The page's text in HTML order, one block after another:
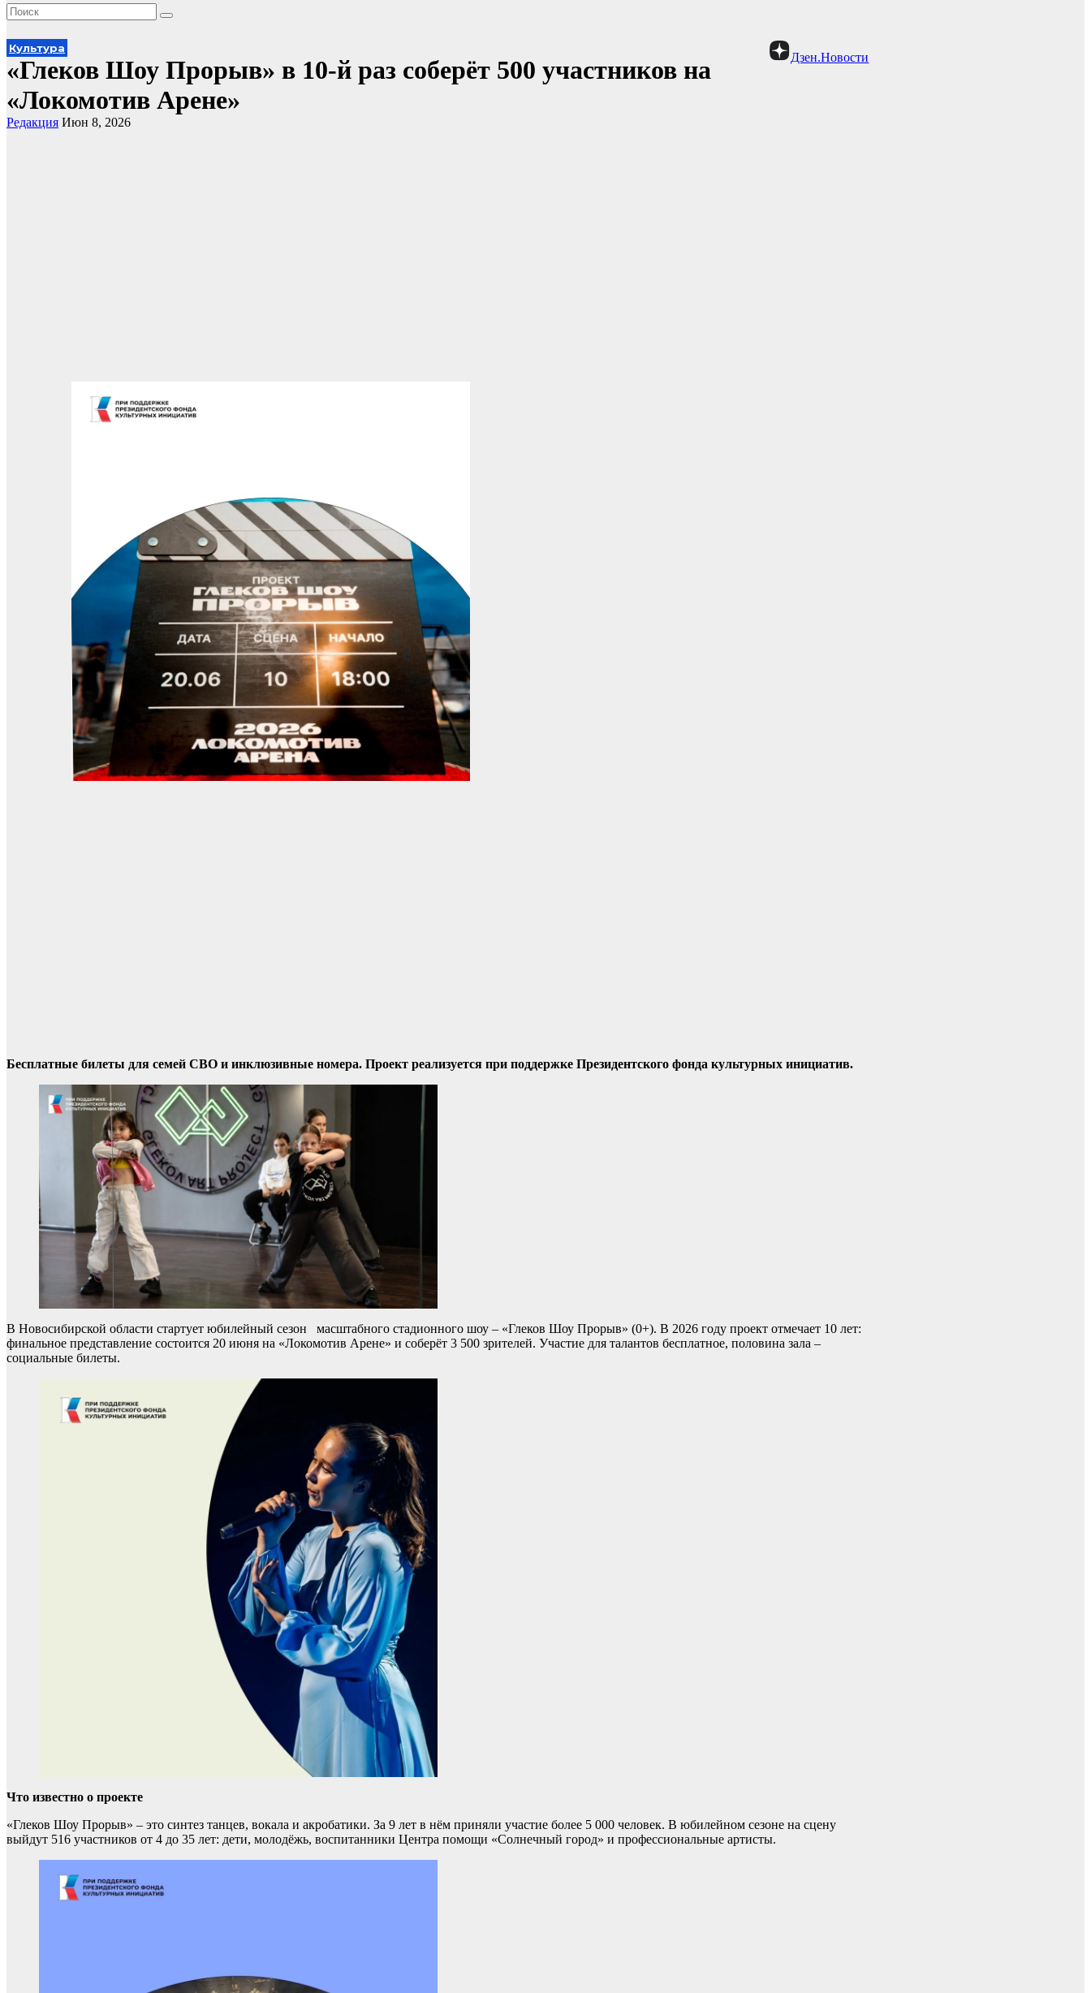
Дзен.Новости
Культура
«Глеков Шоу Прорыв» в 10-й раз соберёт 500 участников на
«Локомотив Арене»
Редакция Июн 8, 2026
Бесплатные билеты для семей СВО и инклюзивные номера. Проект реализуется при поддержке Президентского фонда культурных инициатив.
В Новосибирской области стартует юбилейный сезон масштабного стадионного шоу – «Глеков Шоу Прорыв» (0+). В 2026 году проект отмечает 10 лет:
финальное представление состоится 20 июня на «Локомотив Арене» и соберёт 3 500 зрителей. Участие для талантов бесплатное, половина зала –
социальные билеты.
Что известно о проекте
«Глеков Шоу Прорыв» – это синтез танцев, вокала и акробатики. За 9 лет в нём приняли участие более 5 000 человек. В юбилейном сезоне на сцену
выйдут 516 участников от 4 до 35 лет: дети, молодёжь, воспитанники Центра помощи «Солнечный город» и профессиональные артисты.